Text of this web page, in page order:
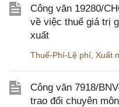
Công văn 19280/
về việc thuế giá trị
xuất
Thuế-Phí-Lệ phí Xuất
Công văn 7918/
trao đổi chuyên môn